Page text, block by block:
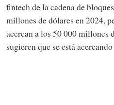
fintech de la cadena de
millones de dólares en 2024,
acercan a los 50 000 millones
sugieren que se está